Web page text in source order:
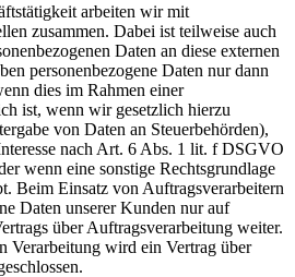
arbeiten wir mit
zusammen. Dabei ist teilweise auch
Daten an diese externen
personenbezogene Daten nur dann
dies im Rahmen einer
ist, wenn wir gesetzlich hierzu
von Daten an Steuerbehörden),
nach Art. 6 Abs. 1 lit. f DSGVO
wenn eine sonstige Rechtsgrundlage
Beim Einsatz von Auftragsverarbeitern
Daten unserer Kunden nur auf
über Auftragsverarbeitung weiter.
Verarbeitung wird ein Vertrag über